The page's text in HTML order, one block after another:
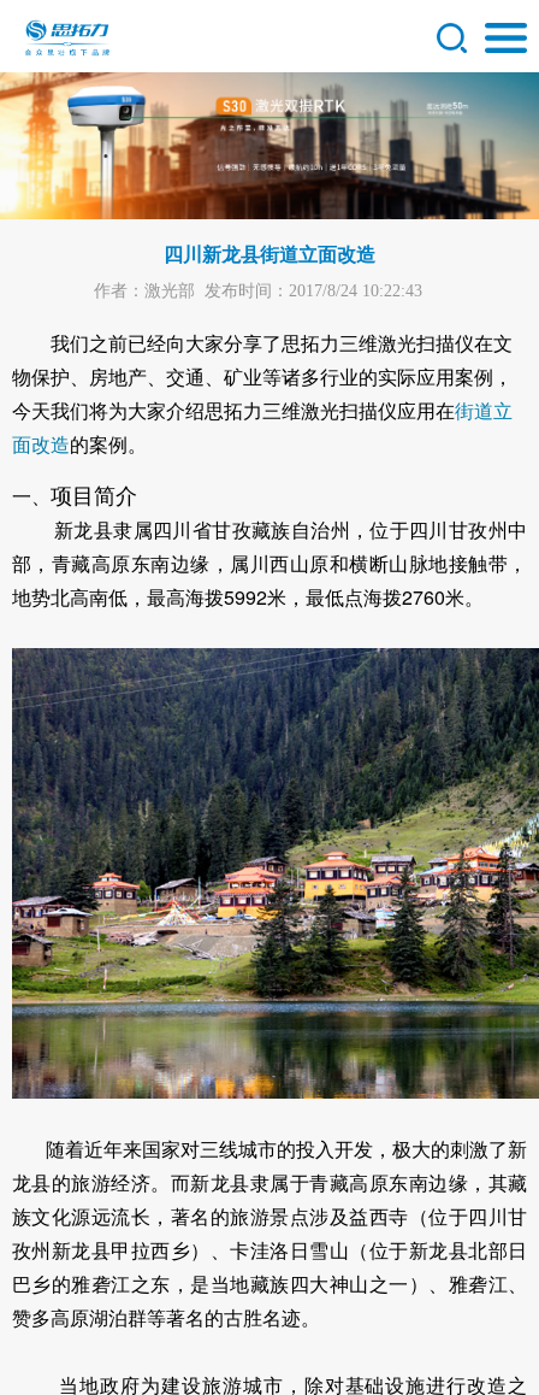
四川新龙县街道立面改造
作者：激光部 发布时间：2017/8/24 10:22:43
我们之前已经向大家分享了思拓力三维激光扫描仪在文
物保护、房地产、交通、矿业等诸多行业的实际应用案例，
今天我们将为大家介绍思拓力三维激光扫描仪应用在街道立
面改造的案例。
一、 项目简介
新龙县隶属四川省甘孜藏族自治州，位于四川甘孜州中
部，青藏高原东南边缘，属川西山原和横断山脉地接触带，
地势北高南低，最高海拨5992米，最低点海拨2760米。
随着近年来国家对三线城市的投入开发，极大的刺激了新
龙县的旅游经济。而新龙县隶属于青藏高原东南边缘，其藏
族文化源远流长，著名的旅游景点涉及益西寺（位于四川甘
孜州新龙县甲拉西乡）、卡洼洛日雪山（位于新龙县北部日
巴乡的雅砻江之东，是当地藏族四大神山之一）、雅砻江、
赞多高原湖泊群等著名的古胜名迹。
当地政府为建设旅游城市，除对基础设施进行改造之